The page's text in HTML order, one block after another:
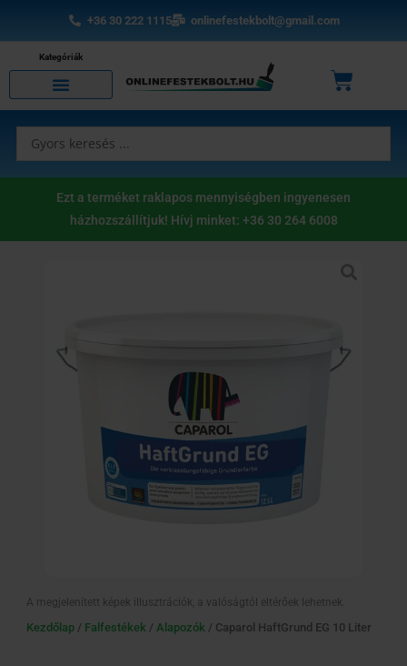
content
+36 30 222 1115 onlinefestekbolt@gmail.com
Kategóriák
Kosár
Search
...
Ezt a terméket raklapos mennyiségben ingyenesen
házhozszállítjuk! Hívj minket: +36 30 264 6008
A megjelenített képek illusztrációk, a valóságtól eltérőek lehetnek.
Kezdőlap / Falfestékek / Alapozók / Caparol HaftGrund EG 10 Liter